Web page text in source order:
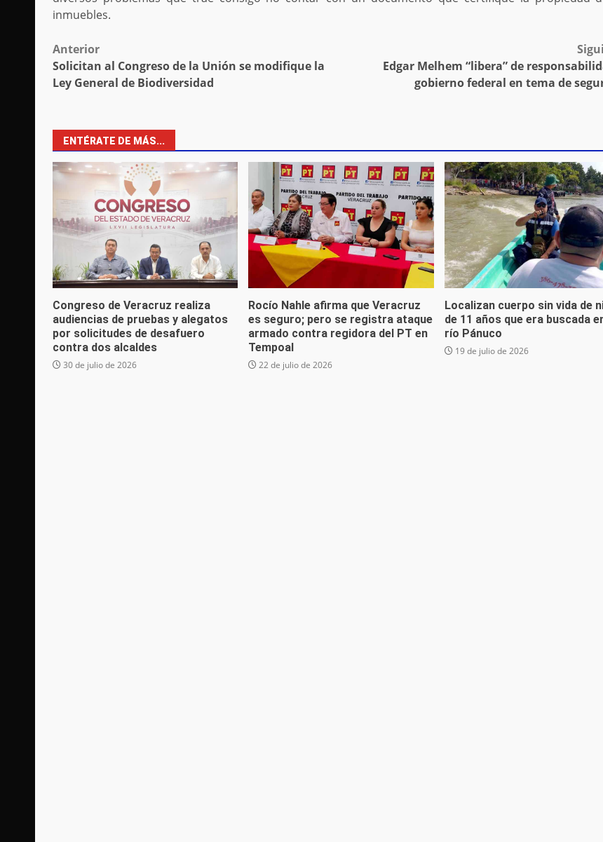
inmuebles.
Post
navigation
Anterior
Solicitan al Congreso de la Unión se modifique la
Ley General de Biodiversidad
Edgar Melhem “libera” de
gobierno federal en tema de
ENTÉRATE DE MÁS...
Congreso de Veracruz realiza
audiencias de pruebas y alegatos
por solicitudes de desafuero
contra dos alcaldes
30 de julio de 2026
Rocío Nahle afirma que Veracruz
es seguro; pero se registra ataque
armado contra regidora del PT en
Tempoal
22 de julio de 2026
Localizan cuerpo sin vida de
de 11 años que era buscada
río Pánuco
19 de julio de 2026